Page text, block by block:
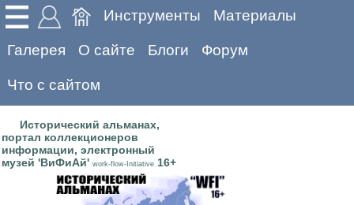
Инструменты Материалы
Галерея О сайте Блоги Форум
Что с сайтом
Исторический альманах,
портал коллекционеров
информации, электронный
музей 'ВиФиАй' work-flow-Initiative 16+